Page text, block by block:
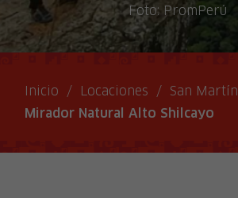
Foto: PromPerú
Inicio / Locaciones / San Martín
Mirador Natural Alto Shilcayo